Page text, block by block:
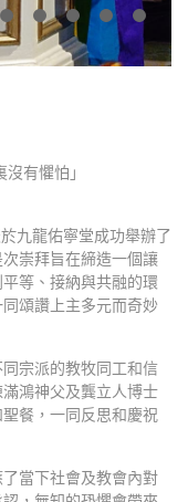
有懼怕」
九龍佑寧堂成功舉辦了
崇拜旨在締造一個讓
等、接納與共融的環
頌讚上主多元而奇妙
宗派的教牧同工和信
鴻神父及龔立人博士
餐，一同反思和慶祝
當下社會及教會內對